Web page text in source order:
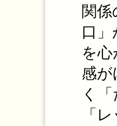
関
口
を
感
く
「